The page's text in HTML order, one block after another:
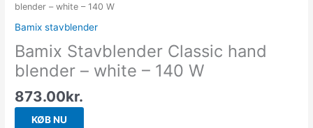
blender – white – 140 W
Bamix stavblender
Bamix Stavblender Classic hand
blender – white – 140 W
873.00kr.
KØB NU